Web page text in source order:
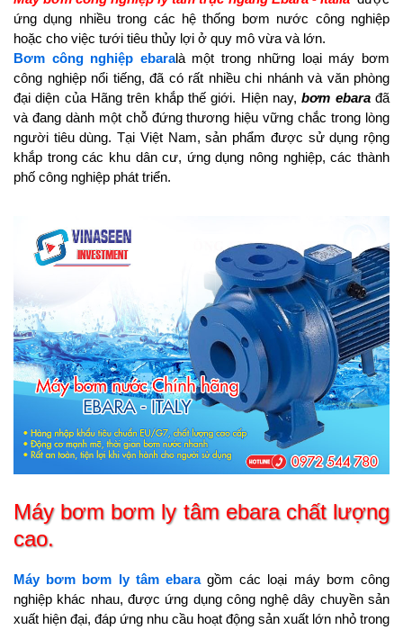
ứng dụng nhiều trong các hệ thống bơm nước công nghiệp
hoặc cho việc tưới tiêu thủy lợi ở quy mô vừa và lớn.
Bơm công nghiệp ebaralà một trong những loại máy bơm
công nghiệp nổi tiếng, đã có rất nhiều chi nhánh và văn phòng
đại diện của Hãng trên khắp thế giới. Hiện nay,bơm ebarađã
và đang dành một chỗ đứng thương hiệu vững chắc trong lòng
người tiêu dùng. Tại Việt Nam, sản phẩm được sử dụng rộng
khắp trong các khu dân cư, ứng dụng nông nghiệp, các thành
phố công nghiệp phát triển.
Máy bơm bơm ly tâm ebara chất lượng
cao.
Máy bơm bơm ly tâm ebaragồm các loại máy bơm công
nghiệp khác nhau, được ứng dụng công nghệ dây chuyền sản
xuất hiện đại, đáp ứng nhu cầu hoạt động sản xuất lớn nhỏ trong